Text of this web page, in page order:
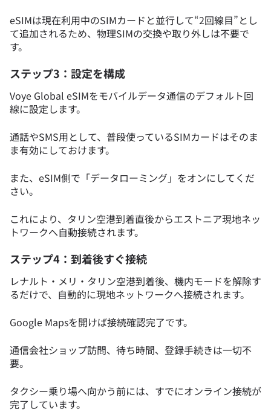
eSIMは現在利用中のSIMカードと並行して“2回線目”とし
て追加されるため、物理SIMの交換や取り外しは不要で
す。
ステップ3：設定を構成
Voye Global eSIMをモバイルデータ通信のデフォルト回
線に設定します。
通話やSMS用として、普段使っているSIMカードはそのま
ま有効にしておけます。
また、eSIM側で「データローミング」をオンにしてくだ
さい。
これにより、タリン空港到着直後からエストニア現地ネッ
トワークへ自動接続されます。
ステップ4：到着後すぐ接続
レナルト・メリ・タリン空港到着後、機内モードを解除す
るだけで、自動的に現地ネットワークへ接続されます。
Google Mapsを開けば接続確認完了です。
通信会社ショップ訪問、待ち時間、登録手続きは一切不
要。
タクシー乗り場へ向かう前には、すでにオンライン接続が
完了しています。